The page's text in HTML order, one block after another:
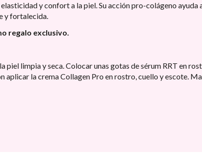
y confort a la piel. Su acción pro-colágeno
y fortalecida.
regalo exclusivo.
piel limpia y seca. Colocar unas gotas de sérum RRT en
aplicar la crema Collagen Pro en rostro, cuello y escote.